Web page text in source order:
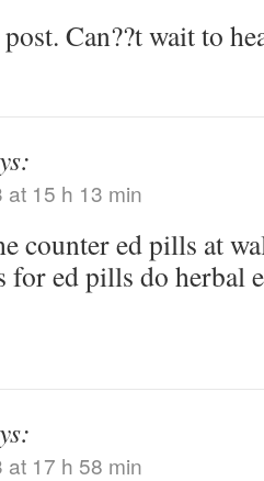
Can??t wait to
15 h 13 min
counter ed pills at
for ed pills do herbal
17 h 58 min